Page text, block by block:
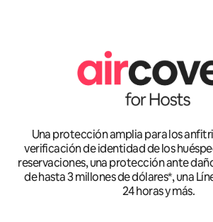
Una protección amplia para los
verificación de identidad de los
reservaciones, una protección ante
de hasta 3 millones de dólares*, una
24 horas y más.